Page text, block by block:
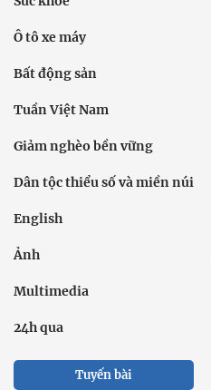
Ô tô xe máy
Bất động sản
Tuần Việt Nam
Giảm nghèo bền vững
Dân tộc thiểu số và miền núi
English
Ảnh
Multimedia
24h qua
Tuyến bài